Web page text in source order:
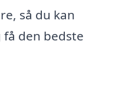
så du kan
den bedste